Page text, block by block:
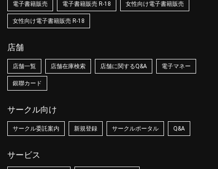
電子書籍販売 電子書籍販売 R-18 女性向け電子書籍販売
女性向け電子書籍販売 R-18
店舗
店舗一覧 店舗在庫検索 店舗に関するQ&A 電子マネー
銀聯カード
サークル向け
サークル委託案内 新規登録 サークルポータル Q&A
サービス